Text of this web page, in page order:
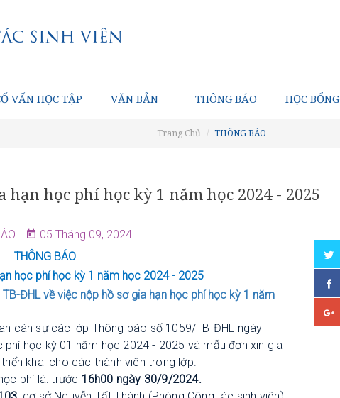
VẤN HỌC TẬP VĂN BẢN THÔNG BÁO HỌC BỔNG
Trang Chủ THÔNG BÁO
học phí học kỳ 1 năm học 2024 - 2025
05 Tháng 09, 2024
THÔNG BÁO
học phí học kỳ 1 năm học 2024 - 2025
ĐHL về việc nộp hồ sơ gia hạn học phí học kỳ 1 năm
cán sự các lớp Thông báo số 1059/TB-ĐHL ngày
học kỳ 01 năm học 2024 - 2025 và mẫu đơn xin gia
khai cho các thành viên trong lớp.
phí là:trước 16h00 ngày 30/9/2024.